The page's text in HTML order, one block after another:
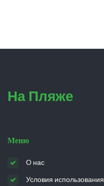
На Пляже
Меню
О нас
Условия использования